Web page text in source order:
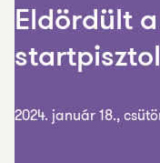
Eldördült a
2024. január 18.,